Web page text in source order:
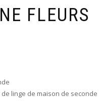
FLEURS
linge de maison de seconde